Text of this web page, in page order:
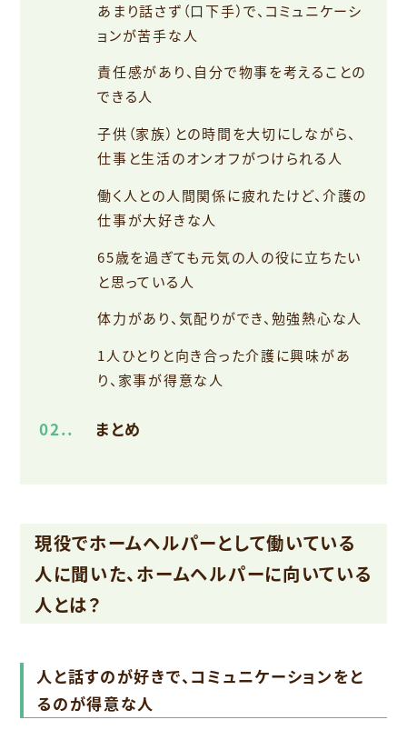
あまり話さず（口下手）で、コミュニケーシ
ョンが苦手な人
責任感があり、自分で物事を考えることの
できる人
子供（家族）との時間を大切にしながら、
仕事と生活のオンオフがつけられる人
働く人との人間関係に疲れたけど、介護の
仕事が大好きな人
65歳を過ぎても元気の人の役に立ちたい
と思っている人
体力があり、気配りができ、勉強熱心な人
1人ひとりと向き合った介護に興味があ
り、家事が得意な人
2. まとめ
現役でホームヘルパーとして働いている
人に聞いた、ホームヘルパーに向いている
人とは？
人と話すのが好きで、コミュニケーションをと
るのが得意な人